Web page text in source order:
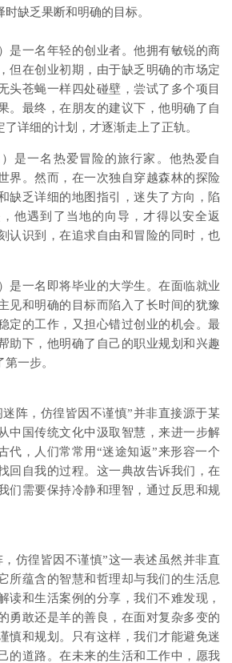
缺乏果断和明确的目标。
是一名年轻的创业者。他拥有敏锐的商
但在创业初期，由于缺乏明确的市场定
头苍蝇一样四处碰壁，尝试了多个项目
。最终，在朋友的建议下，他明确了自
详细的计划，才逐渐走上了正轨。
是一名热爱冒险的旅行家。他热爱自
界。然而，在一次独自穿越森林的探险
缺乏详细的地图指引，迷失了方向，陷
他遇到了当地的向导，才得以安全返
认识到，在追求自由和冒险的同时，也
是一名即将毕业的大学生。在面临就业
见和明确的目标而陷入了长时间的犹豫
定的工作，又担心错过创业的机会。最
助下，他明确了自己的职业规划和兴趣
一步。
阵，仿徨皆因不谨慎”并非直接源于某
中国传统文化中汲取智慧，来进一步解
代，人们常常用“迷途知返”来形容一个
回自我的过程。这一典故告诉我们，在
们需要保持冷静和理智，通过反思和规
仿徨皆因不谨慎”这一表述虽然并非直
所蕴含的智慧和哲理却与我们的生活息
读和生活案例的分享，我们不难发现，
勇敢还是羊的善良，在面对复杂多变的
慎和规划。只有这样，我们才能避免迷
的道路。在未来的生活和工作中，愿我